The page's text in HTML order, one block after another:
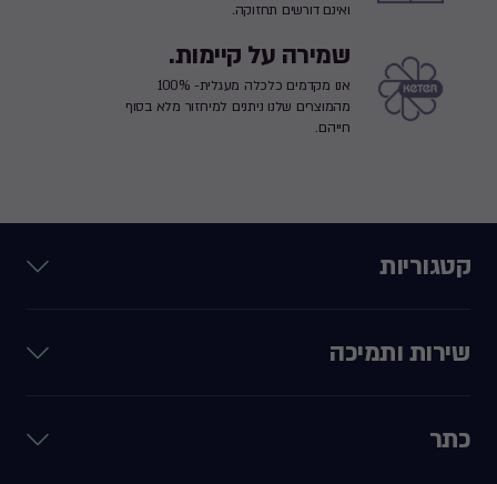
ואינם דורשים תחזוקה.
שמירה על קיימות.
אנו מקדמים כלכלה מעגלית- 100%
מהמוצרים שלנו ניתנים למיחזור מלא בסוף
חייהם.
קטגוריות
שירות ותמיכה
כתר